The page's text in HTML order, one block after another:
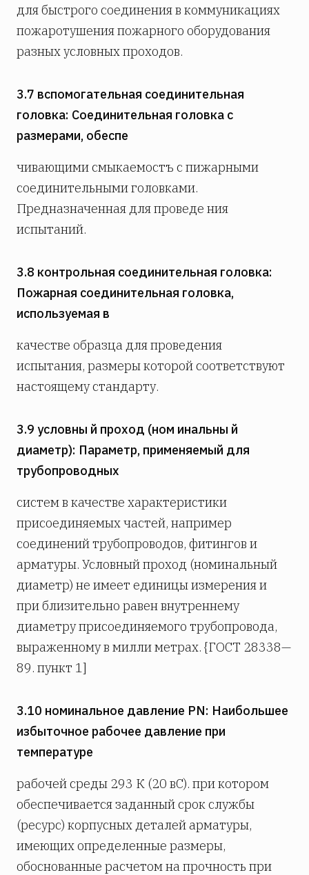
для быстрого соединения в коммуникациях
пожаротушения пожарного оборудования
разных условных проходов.
3.7 вспомогательная соединительная
головка: Соединительная головка с
размерами, обеспе­
чивающими смыкаемостъ с пижарными
соединительными головками.
Предназначенная для проведе­ ния
испытаний.
3.8 контрольная соединительная головка:
Пожарная соединительная головка,
используемая в
качестве образца для проведения
испытания, размеры которой соответствуют
настоящему стандарту.
3.9 условны й проход (ном инальны й
диаметр): Параметр, применяемый для
трубопроводных
систем в качестве характеристики
присоединяемых частей, например
соединений трубопроводов, фитингов и
арматуры. Условный проход (номинальный
диаметр) не имеет единицы измерения и
при­ близительно равен внутреннему
диаметру присоединяемого трубопровода,
выраженному в милли­ метрах. {ГОСТ 28338—
89. пункт 1]
3.10 номинальное давление PN: Наибольшее
избыточное рабочее давление при
температуре
рабочей среды 293 К (20 вС). при котором
обеспечивается заданный срок службы
(ресурс) корпусных деталей арматуры,
имеющих определенные размеры,
обоснованные расчетом на прочность при